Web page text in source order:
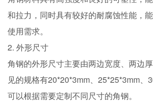
和拉力，同时具有较好的耐腐蚀性能，
使用需求。
2. 外形尺寸
角钢的外形尺寸主要由两边宽度、两边
见的规格有20*20*3mm、25*25*3mm、
可以根据需要定制不同尺寸的角钢。